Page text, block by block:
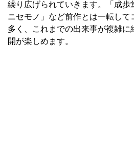
繰り広げられていきます。「成
ニセモノ」など前作とは一転し
多く、これまでの出来事が複雑
開が楽しめます。